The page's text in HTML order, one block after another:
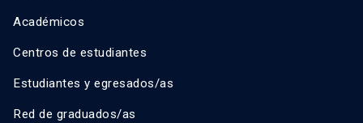
Académicos
Centros de estudiantes
Estudiantes y egresados/as
Red de graduados/as